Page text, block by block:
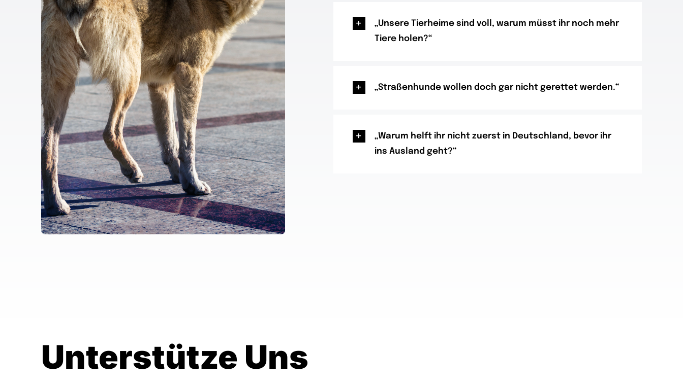
„Unsere Tierheime sind voll, warum müsst ihr noch mehr
Tiere holen?“
„Straßenhunde wollen doch gar nicht gerettet werden.“
„Warum helft ihr nicht zuerst in Deutschland, bevor ihr
ins Ausland geht?“
Unterstütze Uns